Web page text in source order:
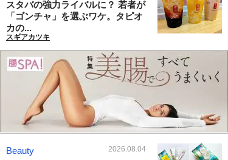
スタバの強力ライバルに？ 若者が
「ゴンチャ」を選ぶワケ。タピオ
カの...
スギアカツキ
Beauty 2026.08.04